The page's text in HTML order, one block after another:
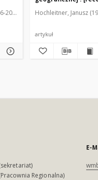
2018)
Hochleitner, Janusz
artykuł
Regionalna)
E-